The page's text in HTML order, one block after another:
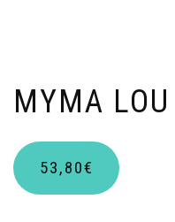
MYMA LOU
53,80€